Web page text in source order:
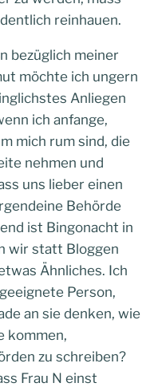
reinhauen.
bezüglich meiner
möchte ich ungern
Anliegen
ich anfange,
mich rum sind, die
nehmen und
uns lieber einen
Behörde
ist Bingonacht in
wir statt Bloggen
Ähnliches. Ich
Person,
an sie denken, wie
kommen,
zu schreiben?
Frau N einst